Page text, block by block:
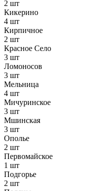
2 шт
Кикерино
4 шт
Кирпичное
2 шт
Красное Село
3 шт
Ломоносов
3 шт
Мельница
4 шт
Мичуринское
3 шт
Мшинская
3 шт
Ополье
2 шт
Первомайское
1 шт
Подгорье
2 шт